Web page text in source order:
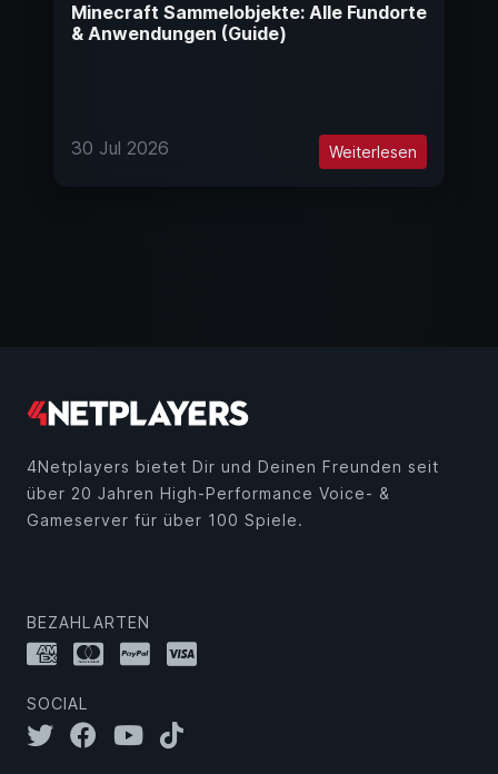
Minecraft Sammelobjekte: Alle Fundorte
& Anwendungen (Guide)
30 Jul 2026 Weiterlesen
4Netplayers bietet Dir und Deinen Freunden seit
über 20 Jahren High-Performance Voice- &
Gameserver für über 100 Spiele.
BEZAHLARTEN
SOCIAL